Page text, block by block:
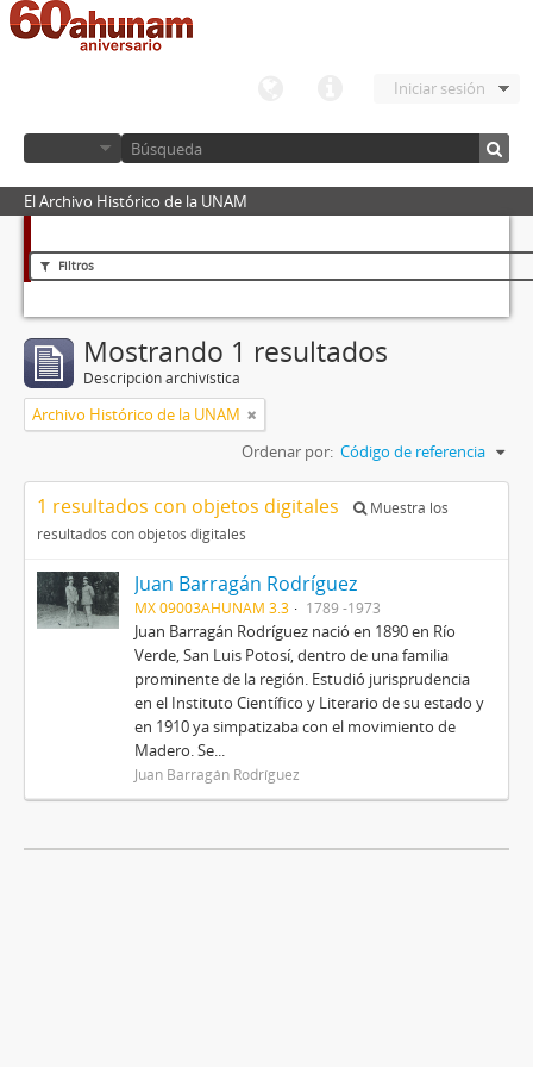
Iniciar sesión
El Archivo Histórico de la UNAM
Filtros
Mostrando 1 resultados
Descripción archivística
Archivo Histórico de la UNAM
Ordenar por: Código de referencia
1 resultados con objetos digitales
Muestra los
resultados con objetos digitales
Juan Barragán Rodríguez
MX 09003AHUNAM 3.3 1789 -1973
Juan Barragán Rodríguez nació en 1890 en Río
Verde, San Luis Potosí, dentro de una familia
prominente de la región. Estudió jurisprudencia
en el Instituto Científico y Literario de su estado y
en 1910 ya simpatizaba con el movimiento de
Madero. Se...
Juan Barragán Rodríguez